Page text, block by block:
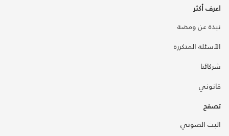
اعرف أكثر
نبذة عن ومضة
الأسئلة المتكررة
شركائنا
قانوني
تصفح
البث الصوتي